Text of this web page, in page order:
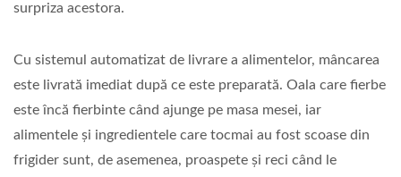
surpriza acestora.
Cu sistemul automatizat de livrare a alimentelor, mâncarea
este livrată imediat după ce este preparată. Oala care fierbe
este încă fierbinte când ajunge pe masa mesei, iar
alimentele și ingredientele care tocmai au fost scoase din
frigider sunt, de asemenea, proaspete și reci când le